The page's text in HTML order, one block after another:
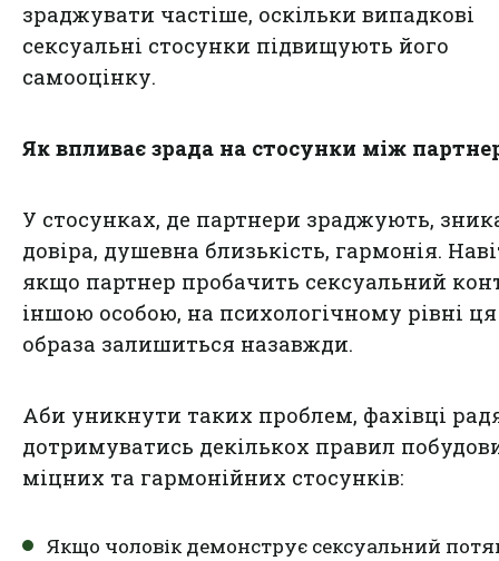
зраджувати частіше, оскільки випадкові
сексуальні стосунки підвищують його
самооцінку.
Як впливає зрада на стосунки між
У стосунках, де партнери зраджують,
довіра, душевна близькість, гармонія.
якщо партнер пробачить сексуальний
іншою особою, на психологічному рівні ця
образа залишиться назавжди.
Аби уникнути таких проблем, фахівці
дотримуватись декількох правил
міцних та гармонійних стосунків:
Якщо чоловік демонструє сексуальний